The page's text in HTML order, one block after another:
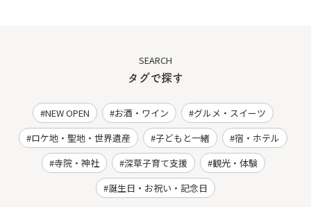
SEARCH
タグで探す
NEW OPEN お酒・ワイン
グルメ・スイーツ
ロケ地・聖地・世界遺産
子どもと一緒
宿・ホテル
寺院・神社
深草子育て支援
観光・体験
誕生日・お祝い・記念日